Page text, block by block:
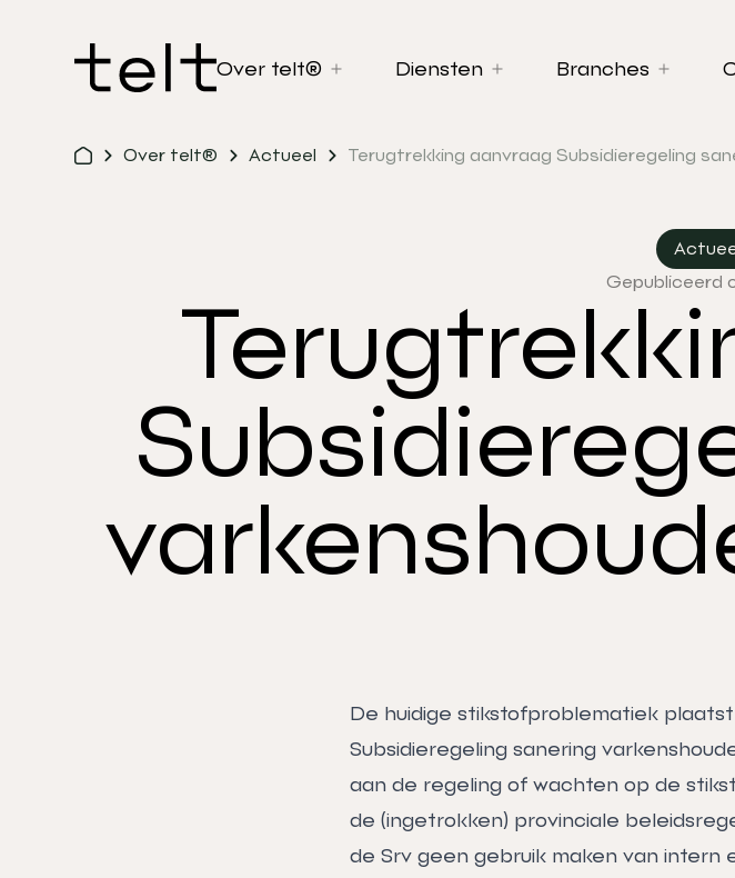
Over telt® Diensten Branches
Over telt® Actueel Terugtrekking aanvraag Subsidieregeling
Gepubliceerd
De huidige stikstofproblematiek
Subsidieregeling sanering
aan de regeling of wachten op de
de (ingetrokken) provinciale
de Srv geen gebruik maken van